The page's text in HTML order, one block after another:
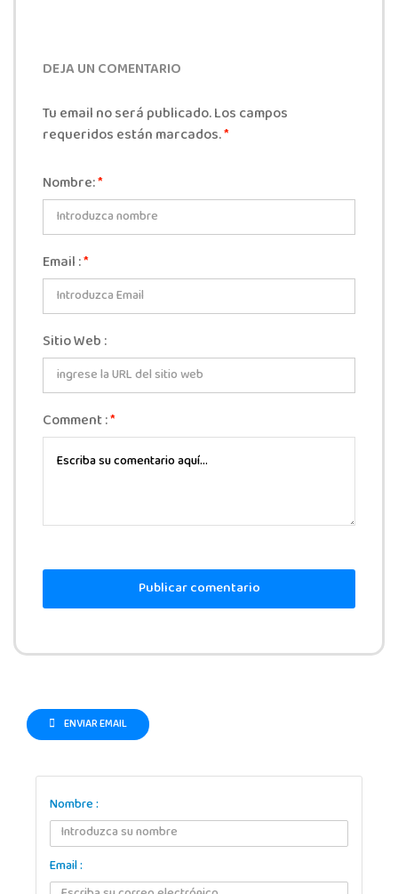
DEJA UN COMENTARIO
Tu email no será publicado. Los campos
requeridos están marcados.*
Nombre:*
Email :*
Sitio Web :
Comment :*
Publicar comentario
ENVIAR EMAIL
Nombre :
Email :